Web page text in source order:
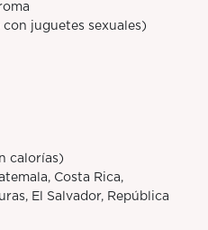
juguetes sexuales)
calorías)
Costa Rica,
El Salvador, República